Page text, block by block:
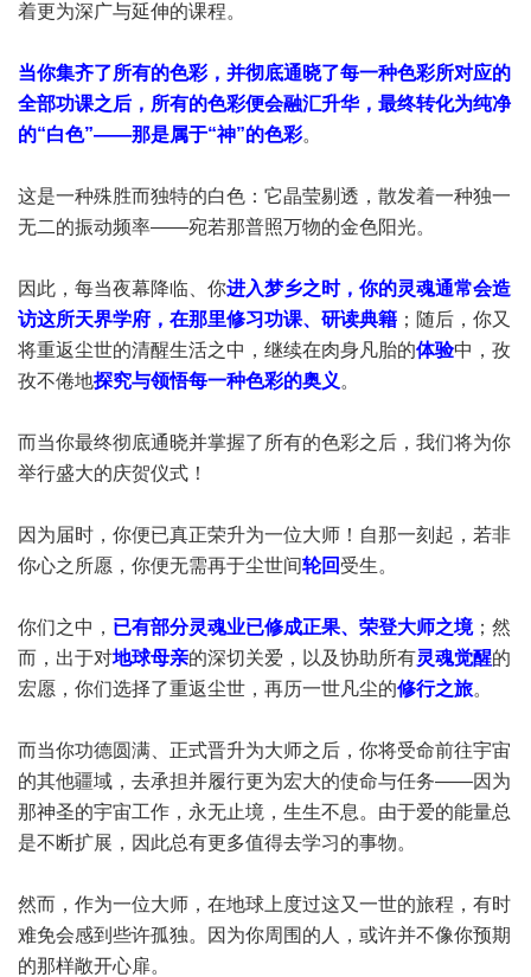
着更为深广与延伸的课程。
当你集齐了所有的色彩，并彻底通晓了每一种色彩所对应的
全部功课之后，所有的色彩便会融汇升华，最终转化为纯净
的“白色”——那是属于“神”的色彩。
这是一种殊胜而独特的白色：它晶莹剔透，散发着一种独一
无二的振动频率——宛若那普照万物的金色阳光。
因此，每当夜幕降临、你进入梦乡之时，你的灵魂通常会造
访这所天界学府，在那里修习功课、研读典籍 ；随后，你又
将重返尘世的清醒生活之中，继续在肉身凡胎的体验中，孜
孜不倦地探究与领悟每一种色彩的奥义 。
而当你最终彻底通晓并掌握了所有的色彩之后，我们将为你
举行盛大的庆贺仪式！
因为届时，你便已真正荣升为一位大师！自那一刻起，若非
你心之所愿，你便无需再于尘世间轮回 受生。
你们之中， 已有部分灵魂业已修成正果、荣登大师之境；然
而，出于对地球母亲的深切关爱，以及协助所有灵魂觉醒的
宏愿，你们选择了重返尘世，再历一世凡尘的修行之旅。
而当你功德圆满、正式晋升为大师之后，你将受命前往宇宙
的其他疆域，去承担并履行更为宏大的使命与任务——因为
那神圣的宇宙工作，永无止境，生生不息。由于爱的能量总
是不断扩展，因此总有更多值得去学习的事物。
然而，作为一位大师，在地球上度过这又一世的旅程，有时
难免会感到些许孤独。因为你周围的人，或许并不像你预期
的那样敞开心扉。